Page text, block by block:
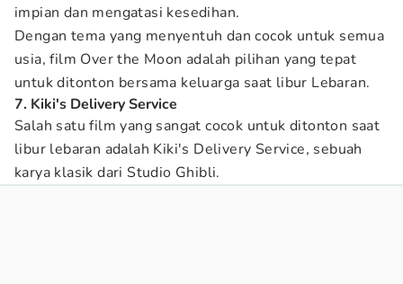
impian dan mengatasi kesedihan.
Dengan tema yang menyentuh dan cocok untuk semua
usia, film Over the Moon adalah pilihan yang tepat
untuk ditonton bersama keluarga saat libur Lebaran.
7. Kiki's Delivery Service
Salah satu film yang sangat cocok untuk ditonton saat
libur lebaran adalah Kiki's Delivery Service, sebuah
karya klasik dari Studio Ghibli.